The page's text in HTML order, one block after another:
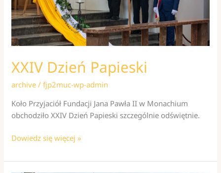
XXIV Dzień Papieski
archive /fjp2muc-wp-admin
Koło Przyjaciół Fundacji Jana Pawła II w Monachium
obchodziło XXIV Dzień Papieski szczególnie odświętnie.
XXIV
Papieski
Dowiedz się więcej »